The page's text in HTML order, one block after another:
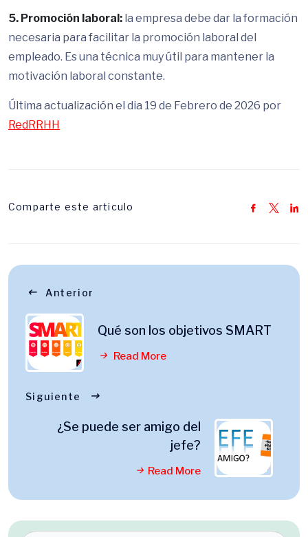
5. Promoción laboral: la empresa debe dar la formación
necesaria para facilitar la promoción laboral del
empleado. Es una técnica muy útil para mantener la
motivación laboral constante.
Última actualización el dia 19 de Febrero de 2026 por
RedRRHH
Comparte este articulo
Anterior
Qué son los objetivos SMART
Read More
Siguiente
¿Se puede ser amigo del
jefe?
Read More